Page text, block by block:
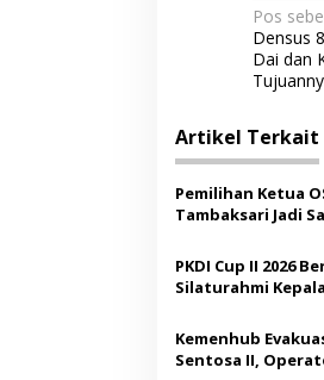
N
a
v
i
g
a
s
i
p
o
s
Pos
Densus
Dai dan
Artikel Terkait
Pemilihan Ketua
Tambaksari Jadi
PKDI Cup II 2026
Silaturahmi
Kemenhub
Sentosa II,